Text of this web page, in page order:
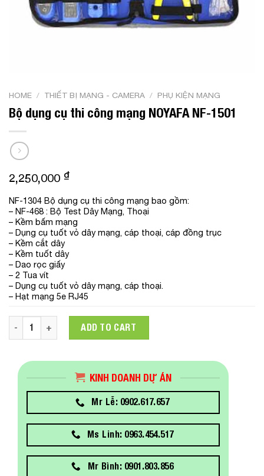
HOME / THIẾT BỊ MẠNG - CAMERA / PHỤ KIỆN MẠNG
Bộ dụng cụ thi công mạng NOYAFA NF-1501
2,250,000 ₫
NF-1304 Bộ dụng cụ thi công mạng bao gồm:
– NF-468 : Bộ Test Dây Mạng, Thoại
– Kềm bấm mạng
– Dụng cụ tuốt vỏ dây mạng, cáp thoại, cáp đồng trục
– Kềm cắt dây
– Kềm tuốt dây
– Dao rọc giấy
– 2 Tua vít
– Dụng cụ tuốt vỏ dây mạng, cáp thoại.
– Hạt mạng 5e RJ45
Bộ dụng cụ thi công mạng NOYAFA NF-1501 quantity
ADD TO CART
KINH DOANH DỰ ÁN
Mr Lễ: 0902.617.657
Ms Linh: 0963.454.517
Mr Bình: 0901.803.856